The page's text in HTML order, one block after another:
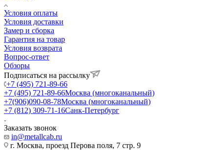
Условия оплаты
Условия доставки
Замер и сборка
Гарантия на товар
Условия возврата
Вопрос-ответ
Обзоры
Подписаться на рассылку
+7 (495) 721-89-66
+7 (495) 721-89-66Москва (многоканальный)
+7(906)090-08-78Москва (многоканальный)
+7 (812) 309-71-16Санк-Петербург
Заказать звонок
in@metallcab.ru
г. Москва, проезд Перова поля, 7 стр. 9